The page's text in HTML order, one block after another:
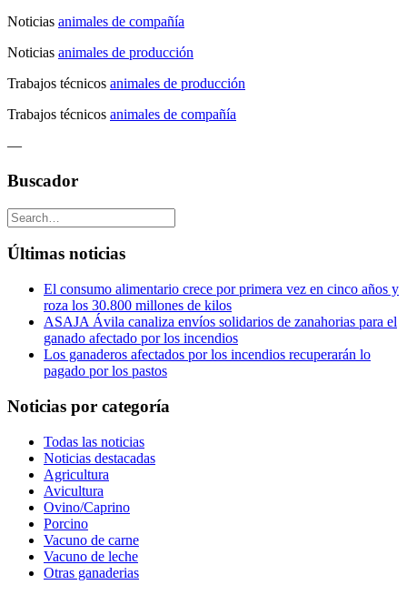
Noticias animales de compañía
Noticias animales de producción
Trabajos técnicos animales de producción
Trabajos técnicos animales de compañía
—
Buscador
Últimas noticias
El consumo alimentario crece por primera vez en cinco años y
roza los 30.800 millones de kilos
ASAJA Ávila canaliza envíos solidarios de zanahorias para el
ganado afectado por los incendios
Los ganaderos afectados por los incendios recuperarán lo
pagado por los pastos
Noticias por categoría
Todas las noticias
Noticias destacadas
Agricultura
Avicultura
Ovino/Caprino
Porcino
Vacuno de carne
Vacuno de leche
Otras ganaderias